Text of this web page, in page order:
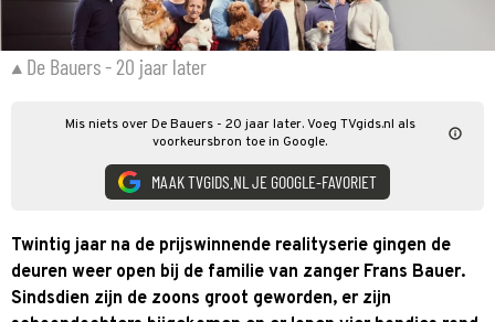
De Bauers - 20 jaar later
Mis niets over De Bauers - 20 jaar later. Voeg TVgids.nl als
voorkeursbron toe in Google.
MAAK TVGIDS.NL JE GOOGLE-FAVORIET
Twintig jaar na de prijswinnende realityserie gingen de
deuren weer open bij de familie van zanger Frans Bauer.
Sindsdien zijn de zoons groot geworden, er zijn